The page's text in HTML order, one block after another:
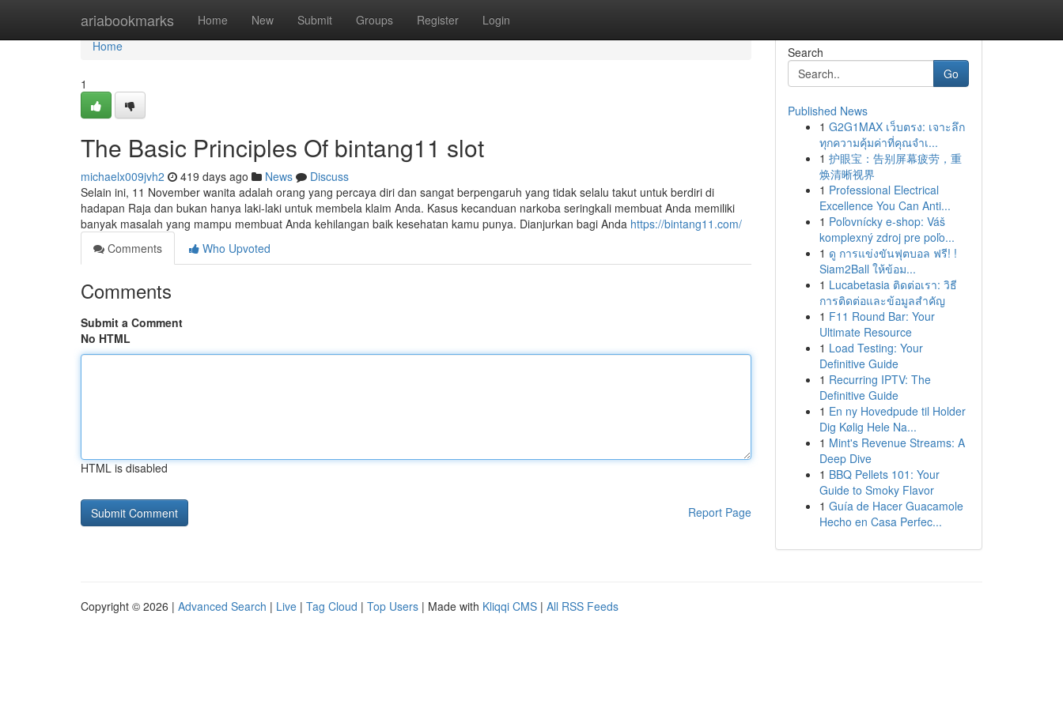
ariabookmarks Home New Submit Groups Register Login
Home
Home
1
The Basic Principles Of bintang11 slot
michaelx009jvh2 419 days ago News
Discuss
Selain ini, 11 November wanita adalah orang yang percaya diri dan sangat berpengaruh yang tidak selalu takut untuk berdiri di
hadapan Raja dan bukan hanya laki-laki untuk membela klaim Anda. Kasus kecanduan narkoba seringkali membuat Anda memiliki
banyak masalah yang mampu membuat Anda kehilangan baik kesehatan kamu punya. Dianjurkan bagi Anda https://bintang11.com/
Comments
Who Upvoted
Comments
Submit a Comment
No HTML
HTML is disabled
Report Page
Search
Go
Published News
1 G2G1MAX เว็บตรง: เจาะลึก
ทุกความคุ้มค่าที่คุณจำเ...
1 护眼宝：告别屏幕疲劳，重
焕清晰视界
1 Professional Electrical
Excellence You Can Anti...
1 Poľovnícky e-shop: Váš
komplexný zdroj pre poľo...
1 ดู การแข่งขันฟุตบอล ฟรี! !
Siam2Ball ให้ข้อม...
1 Lucabetasia ติดต่อเรา: วิธี
การติดต่อและข้อมูลสำคัญ
1 F11 Round Bar: Your
Ultimate Resource
1 Load Testing: Your
Definitive Guide
1 Recurring IPTV: The
Definitive Guide
1 En ny Hovedpude til Holder
Dig Kølig Hele Na...
1 Mint's Revenue Streams: A
Deep Dive
1 BBQ Pellets 101: Your
Guide to Smoky Flavor
1 Guía de Hacer Guacamole
Hecho en Casa Perfec...
Copyright © 2026 | Advanced Search | Live | Tag Cloud | Top Users | Made with Kliqqi CMS | All RSS Feeds